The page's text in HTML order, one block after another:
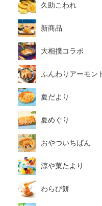
久助こわれ
新商品
大相撲コラボ
ふんわりアーモン
夏だより
夏めぐり
おやついちばん
涼や菓たより
わらび餅